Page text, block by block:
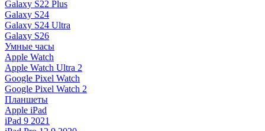
Galaxy S22 Plus
Galaxy S24
Galaxy S24 Ultra
Galaxy S26
Умные часы
Apple Watch
Apple Watch Ultra 2
Google Pixel Watch
Google Pixel Watch 2
Планшеты
Apple iPad
iPad 9 2021